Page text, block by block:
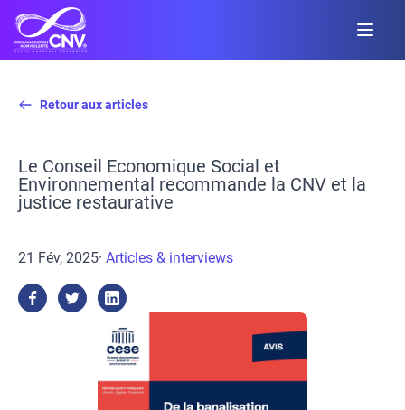
Retour aux articles
Le Conseil Economique Social et
Environnemental recommande la CNV et la
justice restaurative
21 Fév, 2025· Articles & interviews